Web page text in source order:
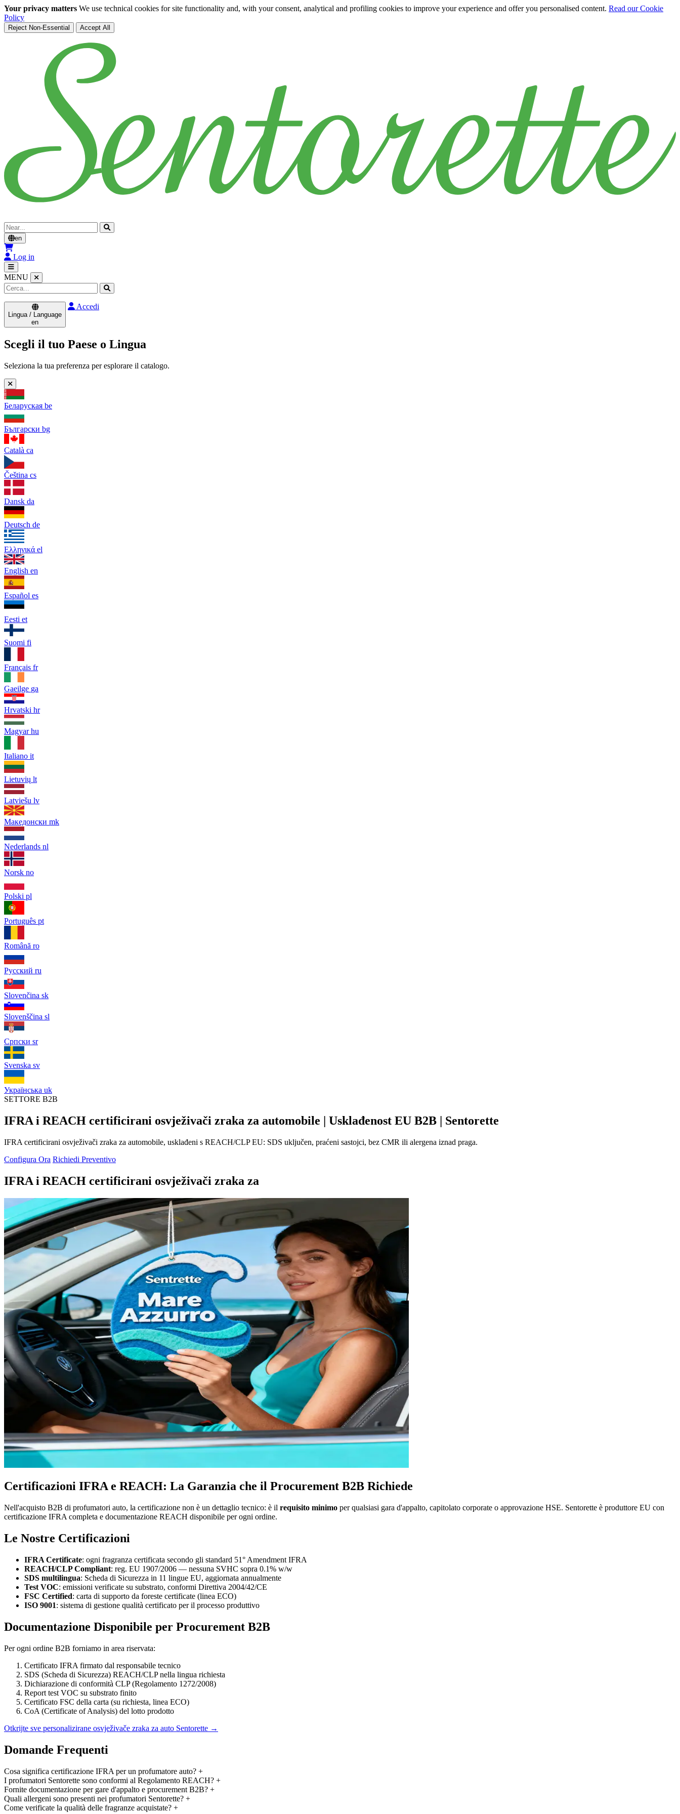
Your privacy matters We use technical cookies for site functionality and, with your consent, analytical and profiling cookies to improve your experience and offer you personalised content. Read our Cookie
Policy
Reject Non-Essential Accept All
Cerca
en
Log in
MENU
Lingua / Language
en
Accedi
Scegli il tuo Paese o Lingua
Seleziona la tua preferenza per esplorare il catalogo.
Беларуская be
Български bg
Català ca
Čeština cs
Dansk da
Deutsch de
Ελληνικά el
English en
Español es
Eesti et
Suomi fi
Français fr
Gaeilge ga
Hrvatski hr
Magyar hu
Italiano it
Lietuvių lt
Latviešu lv
Македонски mk
Nederlands nl
Norsk no
Polski pl
Português pt
Română ro
Русский ru
Slovenčina sk
Slovenščina sl
Српски sr
Svenska sv
Українська uk
SETTORE B2B
IFRA i REACH certificirani osvježivači zraka za automobile | Usklađenost EU B2B | Sentorette
IFRA certificirani osvježivači zraka za automobile, usklađeni s REACH/CLP EU: SDS uključen, praćeni sastojci, bez CMR ili alergena iznad praga.
Configura Ora Richiedi Preventivo
IFRA i REACH certificirani osvježivači zraka za
Certificazioni IFRA e REACH: La Garanzia che il Procurement B2B Richiede
Nell'acquisto B2B di profumatori auto, la certificazione non è un dettaglio tecnico: è il requisito minimo per qualsiasi gara d'appalto, capitolato corporate o approvazione HSE. Sentorette è produttore EU con
certificazione IFRA completa e documentazione REACH disponibile per ogni ordine.
Le Nostre Certificazioni
IFRA Certificate: ogni fragranza certificata secondo gli standard 51° Amendment IFRA
REACH/CLP Compliant: reg. EU 1907/2006 — nessuna SVHC sopra 0.1% w/w
SDS multilingua: Scheda di Sicurezza in 11 lingue EU, aggiornata annualmente
Test VOC: emissioni verificate su substrato, conformi Direttiva 2004/42/CE
FSC Certified: carta di supporto da foreste certificate (linea ECO)
ISO 9001: sistema di gestione qualità certificato per il processo produttivo
Documentazione Disponibile per Procurement B2B
Per ogni ordine B2B forniamo in area riservata:
Certificato IFRA firmato dal responsabile tecnico
SDS (Scheda di Sicurezza) REACH/CLP nella lingua richiesta
Dichiarazione di conformità CLP (Regolamento 1272/2008)
Report test VOC su substrato finito
Certificato FSC della carta (su richiesta, linea ECO)
CoA (Certificate of Analysis) del lotto prodotto
Otkrijte sve personalizirane osvježivače zraka za auto Sentorette →
Domande Frequenti
Cosa significa certificazione IFRA per un profumatore auto? +
I profumatori Sentorette sono conformi al Regolamento REACH? +
Fornite documentazione per gare d'appalto e procurement B2B? +
Quali allergeni sono presenti nei profumatori Sentorette? +
Come verificate la qualità delle fragranze acquistate? +